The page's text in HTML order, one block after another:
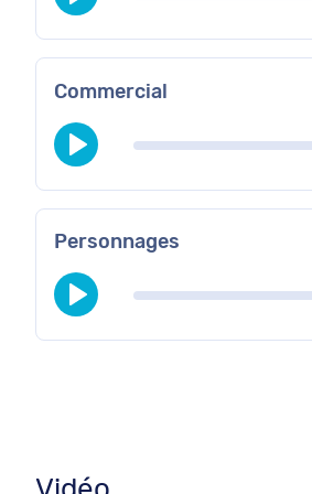
Commercial
Personnages